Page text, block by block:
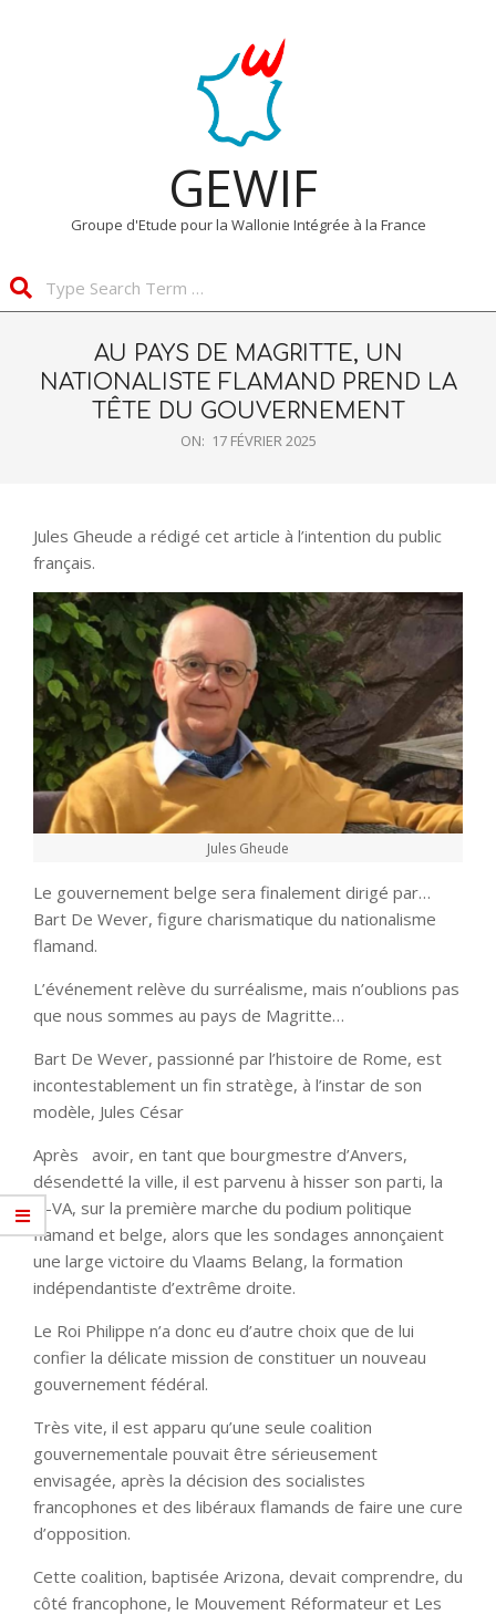
GEWIF
Groupe d'Etude pour la Wallonie Intégrée à la France
AU PAYS DE MAGRITTE, UN
NATIONALISTE FLAMAND PREND LA
TÊTE DU GOUVERNEMENT
ON: 17 FÉVRIER 2025
Jules Gheude a rédigé cet article à l’intention du public
français.
Jules Gheude
Le gouvernement belge sera finalement dirigé par…
Bart De Wever, figure charismatique du nationalisme
flamand.
L’événement relève du surréalisme, mais n’oublions pas
que nous sommes au pays de Magritte…
Bart De Wever, passionné par l’histoire de Rome, est
incontestablement un fin stratège, à l’instar de son
modèle, Jules César
Après avoir, en tant que bourgmestre d’Anvers,
désendetté la ville, il est parvenu à hisser son parti, la
N-VA, sur la première marche du podium politique
flamand et belge, alors que les sondages annonçaient
une large victoire du Vlaams Belang, la formation
indépendantiste d’extrême droite.
Le Roi Philippe n’a donc eu d’autre choix que de lui
confier la délicate mission de constituer un nouveau
gouvernement fédéral.
Très vite, il est apparu qu’une seule coalition
gouvernementale pouvait être sérieusement
envisagée, après la décision des socialistes
francophones et des libéraux flamands de faire une cure
d’opposition.
Cette coalition, baptisée Arizona, devait comprendre, du
côté francophone, le Mouvement Réformateur et Les